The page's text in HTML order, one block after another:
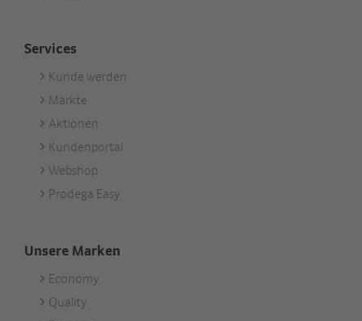
Services
Footer
Services
Kunde werden
Märkte
Aktionen
Kundenportal
Webshop
Prodega Easy
Unsere Marken
Footer
Unsere
Economy
Quality